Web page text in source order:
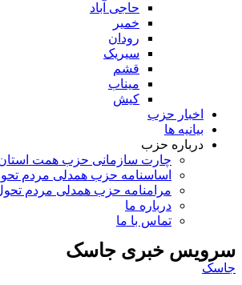
حاجی آباد
خمیر
رودان
سیریک
قشم
میناب
کیش
اخبار حزب
بیانیه ها
درباره حزب
چارت سازمانی حزب همت
اساسنامه حزب همدلی مردم
مرامنامه حزب همدلی مردم
درباره ما
تماس با ما
سرویس خبری جاسک
جاسک